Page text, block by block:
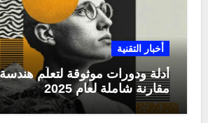
أخبار التقنية
أدلة ودورات موثوقة لتعلّم
مقارنة شاملة لعام 2025